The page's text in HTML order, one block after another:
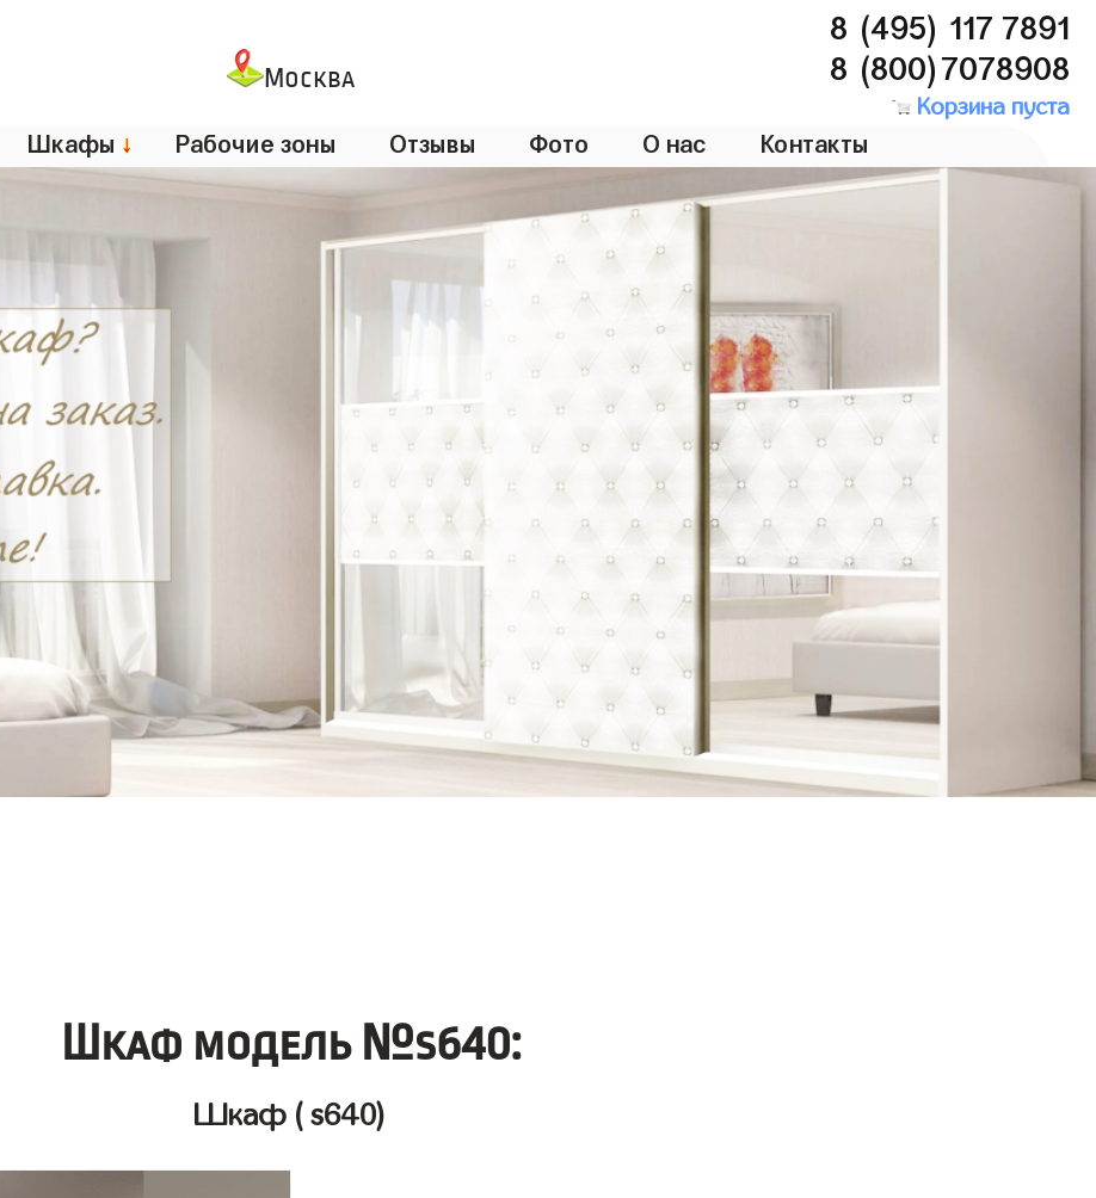
Москва
8 (495) 117 7891
8 (800)7078908
Корзина пуста
Шкафы ↓ Рабочие зоны Отзывы Фото О нас Контакты
Шкаф модель №s640:
Шкаф ( s640)